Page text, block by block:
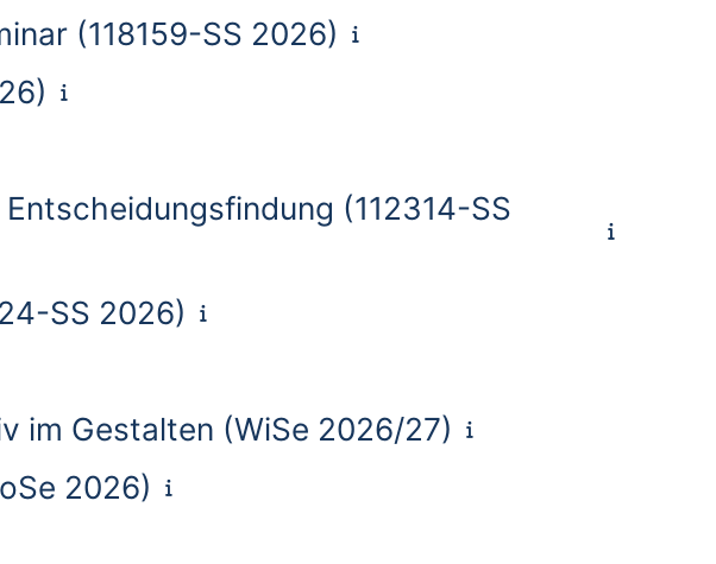
(118159-SS 2026)
(112314-SS
SS 2026)
im Gestalten (WiSe 2026/27)
2026)